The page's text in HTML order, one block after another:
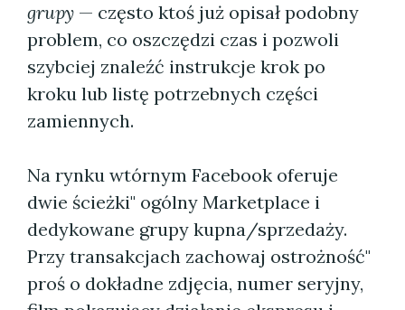
grupy — często ktoś już opisał podobny
problem, co oszczędzi czas i pozwoli
szybciej znaleźć instrukcje krok po
kroku lub listę potrzebnych części
zamiennych.
Na rynku wtórnym Facebook oferuje
dwie ścieżki" ogólny Marketplace i
dedykowane grupy kupna/sprzedaży.
Przy transakcjach zachowaj ostrożność"
proś o dokładne zdjęcia, numer seryjny,